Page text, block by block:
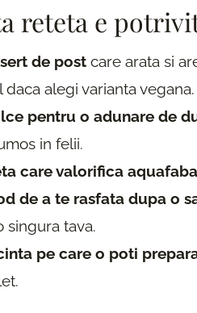
reteta e
de post care arata si
daca alegi varianta vegana.
pentru o adunare de
in felii.
care valorifica aquafaba
de a te rasfata dupa o
singura tava.
pe care o poti